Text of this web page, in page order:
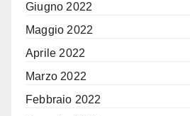
Giugno 2022
Maggio 2022
Aprile 2022
Marzo 2022
Febbraio 2022